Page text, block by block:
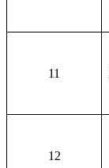
11
12